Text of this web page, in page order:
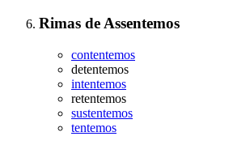
Rimas de Assentemos
contentemos
detentemos
intentemos
retentemos
sustentemos
tentemos